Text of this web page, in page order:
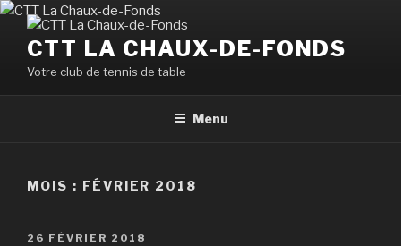
Aller
contenu
principal
CTT LA CHAUX-DE-FONDS
Votre club de tennis de table
Menu
MOIS : FÉVRIER 2018
PUBLIÉ
26 FÉVRIER 2018